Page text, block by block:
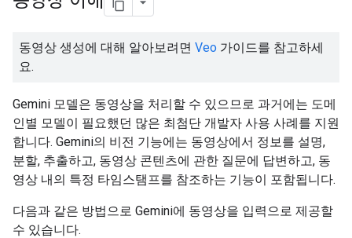
동영상 생성에 대해 알아보려면 Veo 가이드를 참고하세
요.
Gemini 모델은 동영상을 처리할 수 있으므로 과거에는 도메
인별 모델이 필요했던 많은 최첨단 개발자 사용 사례를 지원
합니다. Gemini의 비전 기능에는 동영상에서 정보를 설명,
분할, 추출하고, 동영상 콘텐츠에 관한 질문에 답변하고, 동
영상 내의 특정 타임스탬프를 참조하는 기능이 포함됩니다.
다음과 같은 방법으로 Gemini에 동영상을 입력으로 제공할
수 있습니다.